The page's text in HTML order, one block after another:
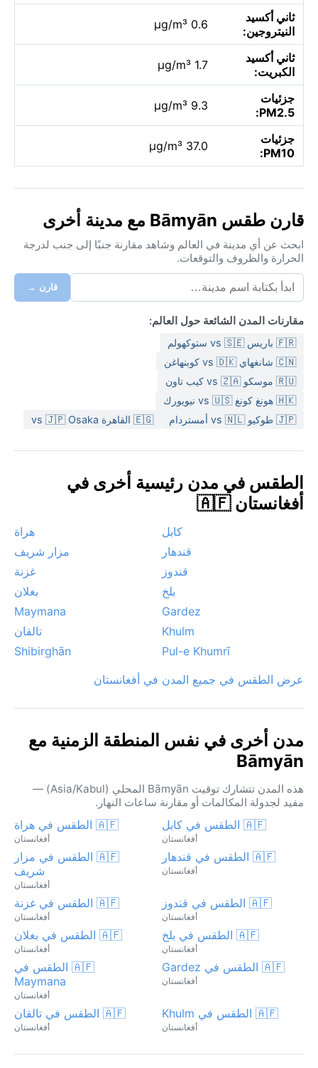
ثاني أكسيد
النيتروجين:
0.6 µg/m³
ثاني أكسيد
الكبريت:
1.7 µg/m³
جزئيات
PM2.5:
9.3 µg/m³
جزئيات
PM10:
37.0 µg/m³
قارن طقس Bāmyān مع مدينة أخرى
ابحث عن أي مدينة في العالم وشاهد مقارنة جنبًا إلى جنب لدرجة
الحرارة والظروف والتوقعات.
قارن →
مقارنات المدن الشائعة حول العالم:
🇫🇷 باريس vs 🇸🇪 ستوكهولم
🇨🇳 شانغهاي vs 🇩🇰 كوبنهاغن
🇷🇺 موسكو vs 🇿🇦 كيب تاون
🇭🇰 هونغ كونغ vs 🇺🇸 نيويورك
🇯🇵 طوكيو vs 🇳🇱 أمستردام
🇪🇬 القاهرة vs 🇯🇵 Osaka
الطقس في مدن رئيسية أخرى في
أفغانستان 🇦🇫
كابل
هراة
قندهار
مزار شريف
قندوز
غزنة
بلخ
بغلان
Gardez
Maymana
Khulm
تالقان
Pul-e Khumrī
Shibirghān
عرض الطقس في جميع المدن في أفغانستان
مدن أخرى في نفس المنطقة الزمنية مع
Bāmyān
هذه المدن تتشارك توقيت Bāmyān المحلي (Asia/Kabul) —
مفيد لجدولة المكالمات أو مقارنة ساعات النهار.
🇦🇫 الطقس في كابل
أفغانستان
🇦🇫 الطقس في هراة
أفغانستان
🇦🇫 الطقس في قندهار
أفغانستان
🇦🇫 الطقس في مزار
شريف
أفغانستان
🇦🇫 الطقس في قندوز
أفغانستان
🇦🇫 الطقس في غزنة
أفغانستان
🇦🇫 الطقس في بلخ
أفغانستان
🇦🇫 الطقس في بغلان
أفغانستان
🇦🇫 الطقس في Gardez
أفغانستان
🇦🇫 الطقس في
Maymana
أفغانستان
🇦🇫 الطقس في Khulm
أفغانستان
🇦🇫 الطقس في تالقان
أفغانستان